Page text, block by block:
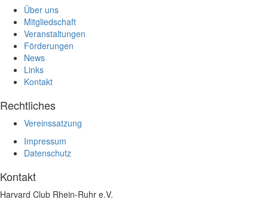
Über uns
Mitgliedschaft
Veranstaltungen
Förderungen
News
Links
Kontakt
Rechtliches
Vereinssatzung
Impressum
Datenschutz
Kontakt
Harvard Club Rhein-Ruhr e.V.